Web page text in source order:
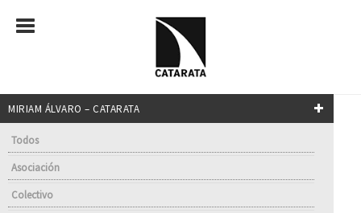
MIRIAM ÁLVARO – CATARATA
Todos
Asociación
Colectivo